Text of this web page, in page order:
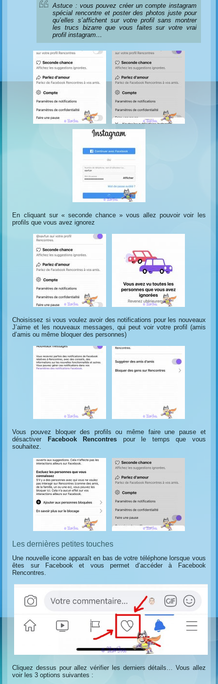
Astuce : vous pouvez créer un compte instagram
spécial rencontre et poster des photos juste pour
qu’elles s’affichent sur votre profil sans montrer
les trucs bizarre que vous faites sur votre vrai
profil instagram…
En cliquant sur « seconde chance » vous allez pouvoir voir les
profils que vous avez ignorez
Choisissez si vous voulez avoir des notifications pour les nouveaux
J’aime et les nouveaux messages, qui peut voir votre profil (amis
d’amis ou même bloquer des personnes)
Vous pouvez bloquer des profils ou même faire une pause et
désactiver Facebook Rencontres pour le temps que vous
souhaitez.
Les dernières petites touches
Une nouvelle icone apparaît en bas de votre téléphone lorsque vous
êtes sur Facebook et vous permet d’accéder à Facebook
Rencontres.
Cliquez dessus pour allez vérifier les derniers détails… Vous allez
voir les 3 options suivantes :